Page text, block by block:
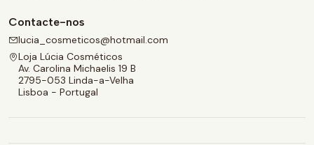
Contacte-nos
lucia_cosmeticos@hotmail.com
Loja Lúcia Cosméticos
Av. Carolina Michaelis 19 B
2795-053 Linda-a-Velha
Lisboa - Portugal